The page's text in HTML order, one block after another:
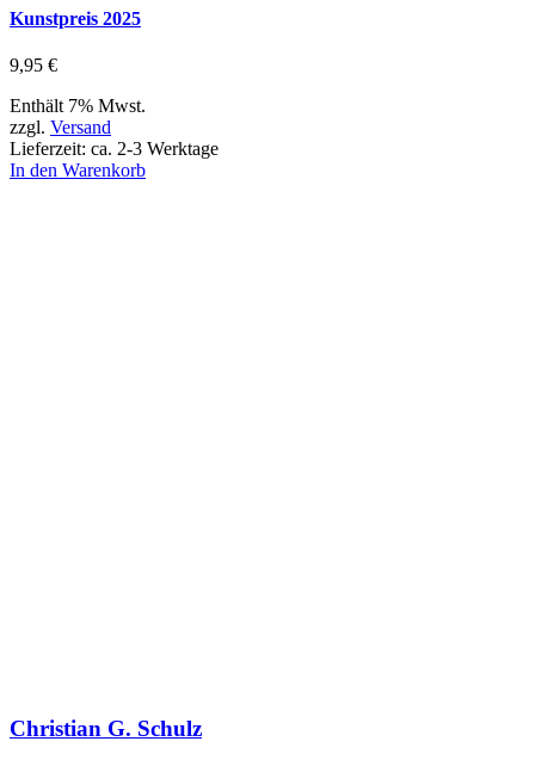
Kunstpreis 2025
9,95 €
Enthält 7% Mwst.
zzgl. Versand
Lieferzeit: ca. 2-3 Werktage
In den Warenkorb
Christian G. Schulz